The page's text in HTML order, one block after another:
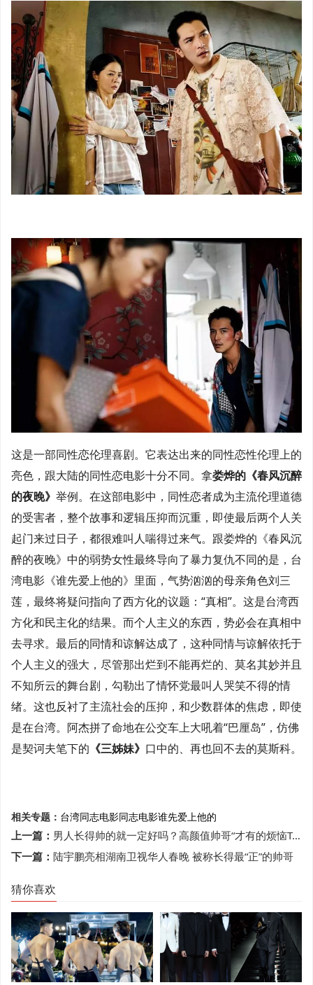
这是一部同性恋伦理喜剧。它表达出来的同性恋性伦理上的
亮色，跟大陆的同性恋电影十分不同。拿娄烨的《春风沉醉
的夜晚》 举例。在这部电影中，同性恋者成为主流伦理道德
的受害者，整个故事和逻辑压抑而沉重，即使最后两个人关
起门来过日子，都很难叫人喘得过来气。跟娄烨的《春风沉
醉的夜晚》中的弱势女性最终导向了暴力复仇不同的是，台
湾电影《谁先爱上他的》里面，气势汹汹的母亲角色刘三
莲，最终将疑问指向了西方化的议题：“真相”。这是台湾西
方化和民主化的结果。而个人主义的东西，势必会在真相中
去寻求。最后的同情和谅解达成了，这种同情与谅解依托于
个人主义的强大，尽管那出烂到不能再烂的、莫名其妙并且
不知所云的舞台剧，勾勒出了情怀党最叫人哭笑不得的情
绪。这也反衬了主流社会的压抑，和少数群体的焦虑，即使
是在台湾。阿杰拼了命地在公交车上大吼着“巴厘岛”，仿佛
是契诃夫笔下的 《三姊妹》 口中的、再也回不去的莫斯科。
相关专题： 台湾同志电影同志电影谁先爱上他的
上一篇： 男人长得帅的就一定好吗？高颜值帅哥“才有的烦恼Top10”
下一篇： 陆宇鹏亮相湖南卫视华人春晚 被称长得最“正”的帅哥
猜你喜欢